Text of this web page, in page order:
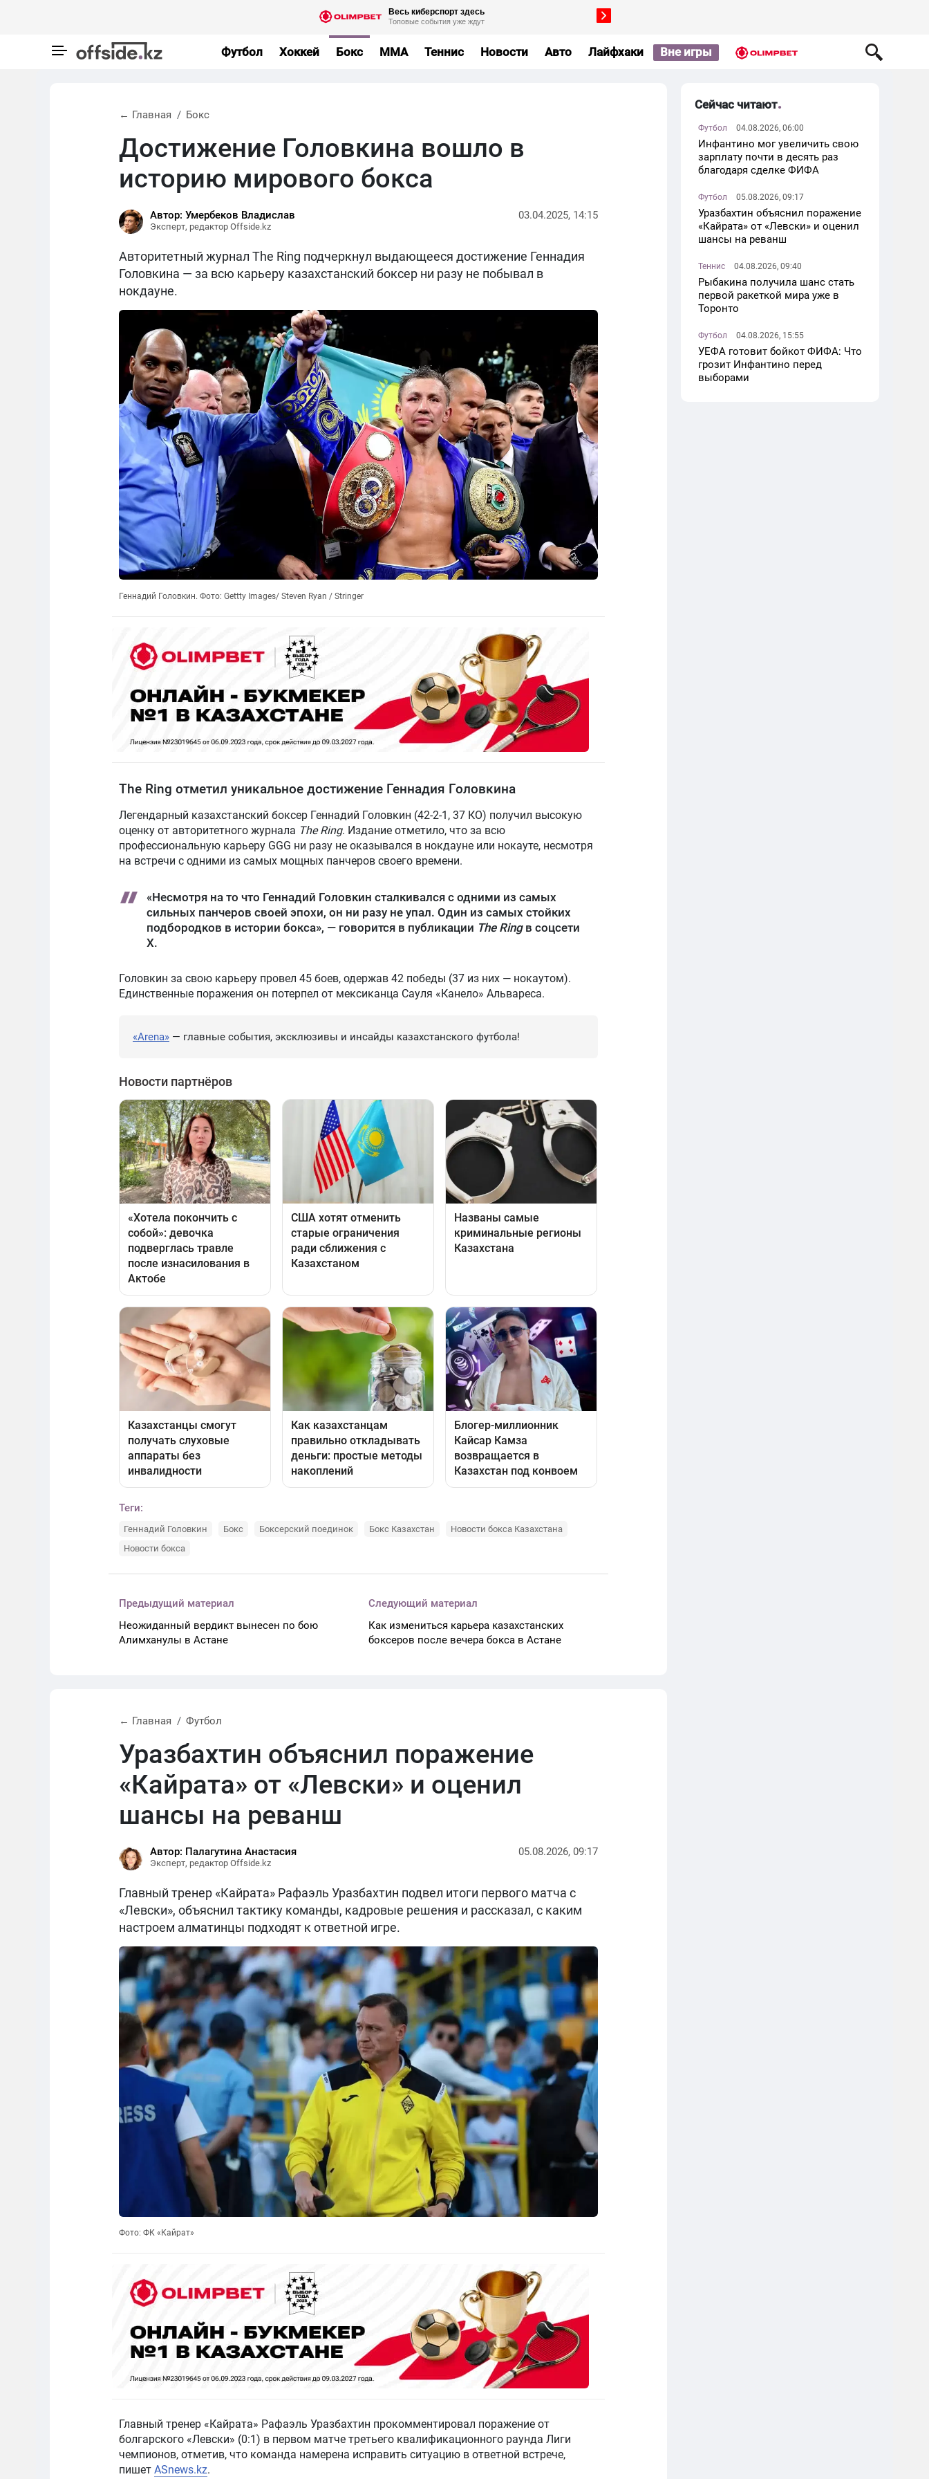
Футбол Хоккей Бокс MMA Теннис Новости Авто Лайфхаки Вне игры
← Главная Бокс
Достижение Головкина вошло в
историю мирового бокса
Автор: Умербеков Владислав
Эксперт, редактор Offside.kz
03.04.2025, 14:15
Авторитетный журнал The Ring подчеркнул выдающееся достижение Геннадия
Головкина — за всю карьеру казахстанский боксер ни разу не побывал в
нокдауне.
Геннадий Головкин. Фото: Gettty Images/ Steven Ryan / Stringer
The Ring отметил уникальное достижение Геннадия Головкина
Легендарный казахстанский боксер Геннадий Головкин (42-2-1, 37 КО) получил высокую
оценку от авторитетного журнала The Ring. Издание отметило, что за всю
профессиональную карьеру GGG ни разу не оказывался в нокдауне или нокауте, несмотря
на встречи с одними из самых мощных панчеров своего времени.
«Несмотря на то что Геннадий Головкин сталкивался с одними из самых
сильных панчеров своей эпохи, он ни разу не упал. Один из самых стойких
подбородков в истории бокса», — говорится в публикации The Ringв соцсети
X.
Головкин за свою карьеру провел 45 боев, одержав 42 победы (37 из них — нокаутом).
Единственные поражения он потерпел от мексиканца Сауля «Канело» Альвареса.
«Arena» — главные события, эксклюзивы и инсайды казахстанского футбола!
Теги:
Геннадий Головкин Бокс Боксерский поединок Бокс Казахстан
Новости бокса Казахстана
Новости бокса
Предыдущий материал
Неожиданный вердикт вынесен по бою
Алимханулы в Астане
Следующий материал
Как измениться карьера казахстанских
боксеров после вечера бокса в Астане
← Главная Футбол
Уразбахтин объяснил поражение
«Кайрата» от «Левски» и оценил
шансы на реванш
Автор: Палагутина Анастасия
Эксперт, редактор Offside.kz
05.08.2026, 09:17
Главный тренер «Кайрата» Рафаэль Уразбахтин подвел итоги первого матча с
«Левски», объяснил тактику команды, кадровые решения и рассказал, с каким
настроем алматинцы подходят к ответной игре.
Фото: ФК «Кайрат»
Главный тренер «Кайрата» Рафаэль Уразбахтин прокомментировал поражение от
болгарского «Левски» (0:1) в первом матче третьего квалификационного раунда Лиги
чемпионов, отметив, что команда намерена исправить ситуацию в ответной встрече,
пишет ASnews.kz.
Сейчас читают
Футбол 04.08.2026, 06:00
Инфантино мог увеличить свою
зарплату почти в десять раз
благодаря сделке ФИФА
Футбол 05.08.2026, 09:17
Уразбахтин объяснил поражение
«Кайрата» от «Левски» и оценил
шансы на реванш
Теннис 04.08.2026, 09:40
Рыбакина получила шанс стать
первой ракеткой мира уже в
Торонто
Футбол 04.08.2026, 15:55
УЕФА готовит бойкот ФИФА: Что
грозит Инфантино перед
выборами